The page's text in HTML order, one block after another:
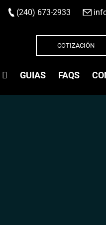
(240) 673-2933
COTIZACIÓN
GUÍAS FAQS